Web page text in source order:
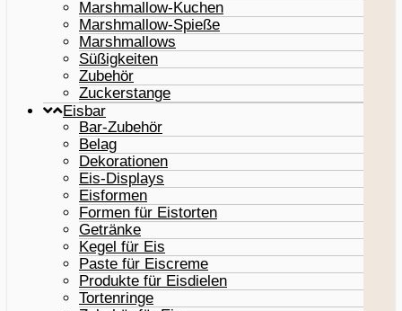
Marshmallow-Kuchen
Marshmallow-Spieße
Marshmallows
Süßigkeiten
Zubehör
Zuckerstange
Eisbar
Bar-Zubehör
Belag
Dekorationen
Eis-Displays
Eisformen
Formen für Eistorten
Getränke
Kegel für Eis
Paste für Eiscreme
Produkte für Eisdielen
Tortenringe